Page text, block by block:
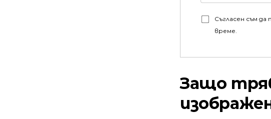
Съгласен съм
време.
Защо